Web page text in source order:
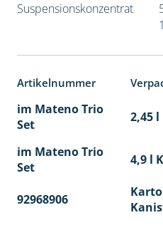
Suspensionskonzentrat
Artikelnummer
im Mateno Trio
Set
2,45
im Mateno Trio
Set
4,9 l
92968906